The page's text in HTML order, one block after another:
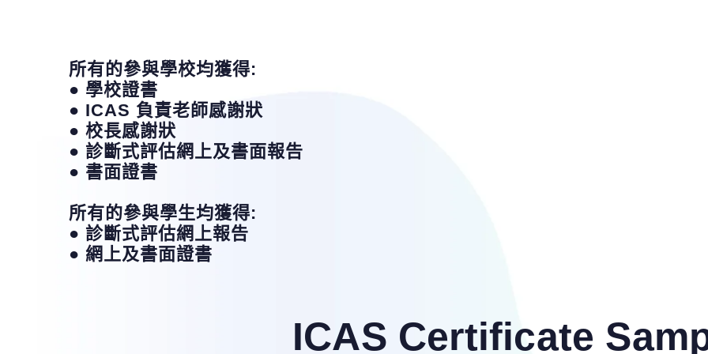
所有的參與學校均獲得:
● 學校證書
● ICAS 負責老師感謝狀
● 校長感謝狀
● 診斷式評估網上及書面報告
● 書面證書
所有的參與學生均獲得:
● 診斷式評估網上報告
● 網上及書面證書
ICAS Certificate